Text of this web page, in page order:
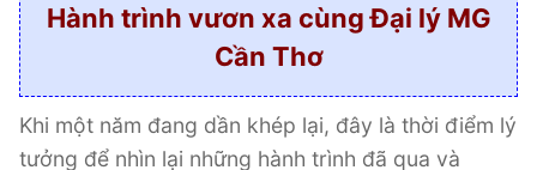
Hành trình vươn xa cùng Đại lý MG
Cần Thơ
Khi một năm đang dần khép lại, đây là thời điểm lý
tưởng để nhìn lại những hành trình đã qua và